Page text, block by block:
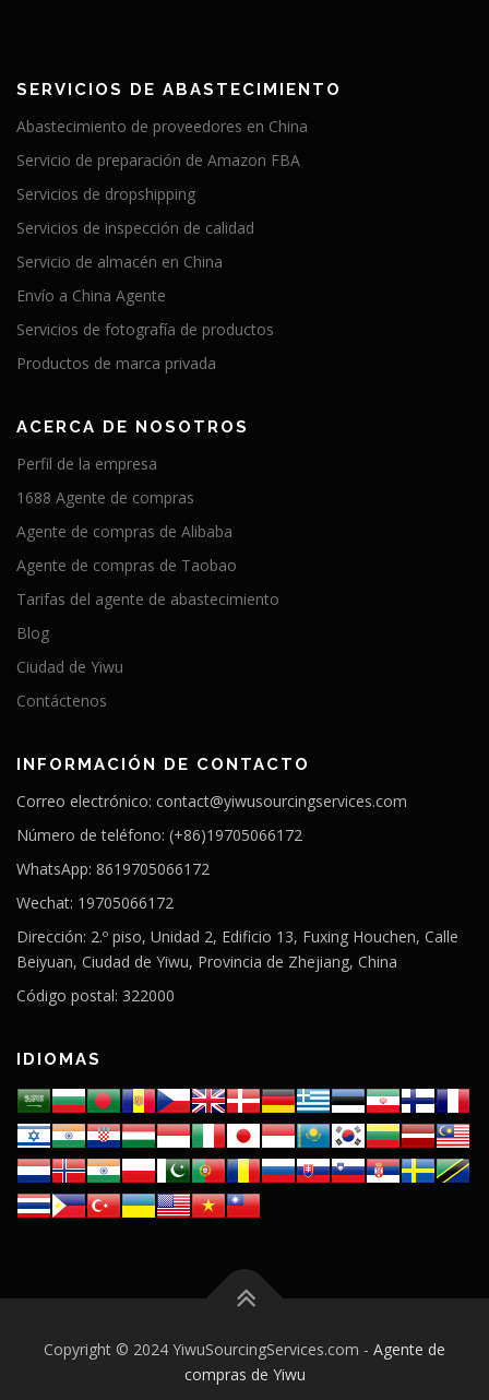
SERVICIOS DE ABASTECIMIENTO
Abastecimiento de proveedores en China
Servicio de preparación de Amazon FBA
Servicios de dropshipping
Servicios de inspección de calidad
Servicio de almacén en China
Envío a China Agente
Servicios de fotografía de productos
Productos de marca privada
ACERCA DE NOSOTROS
Perfil de la empresa
1688 Agente de compras
Agente de compras de Alibaba
Agente de compras de Taobao
Tarifas del agente de abastecimiento
Blog
Ciudad de Yiwu
Contáctenos
INFORMACIÓN DE CONTACTO
Correo electrónico: contact@yiwusourcingservices.com
Número de teléfono: (+86)19705066172
WhatsApp: 8619705066172
Wechat: 19705066172
Dirección: 2.º piso, Unidad 2, Edificio 13, Fuxing Houchen, Calle
Beiyuan, Ciudad de Yiwu, Provincia de Zhejiang, China
Código postal: 322000
IDIOMAS
Copyright © 2024 YiwuSourcingServices.com - Agente de
compras de Yiwu